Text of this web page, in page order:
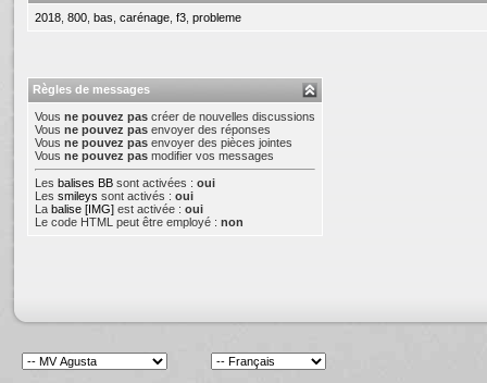
2018 800 bas carénage f3 probleme
Règles de messages
Vous ne pouvez pas créer de nouvelles discussions
Vous ne pouvez pas envoyer des réponses
Vous ne pouvez pas envoyer des pièces jointes
Vous ne pouvez pas modifier vos messages
Les balises BB sont activées : oui
Les smileys sont activés : oui
La balise [IMG] est activée : oui
Le code HTML peut être employé : non